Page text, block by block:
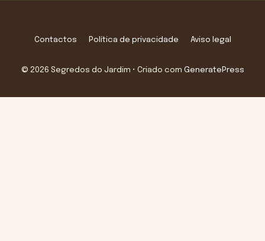
Contactos Política de privacidade Aviso legal
© 2026 Segredos do Jardim • Criado com GeneratePress